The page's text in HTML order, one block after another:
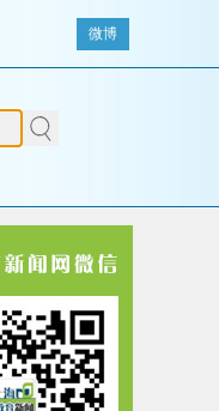
微博